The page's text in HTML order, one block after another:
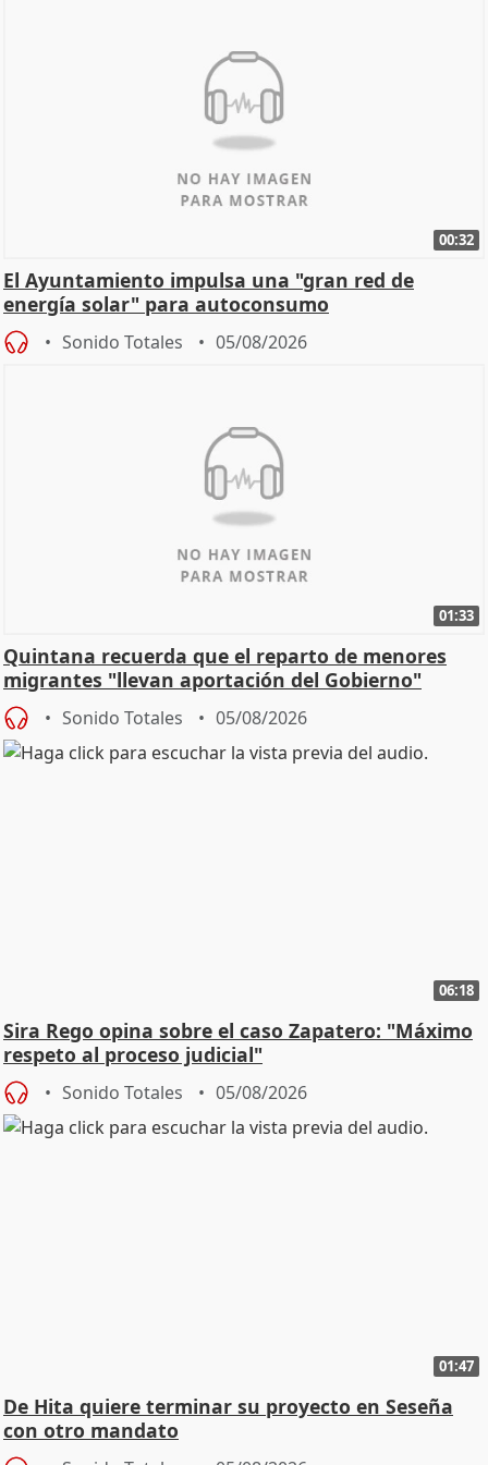
00:32
El Ayuntamiento impulsa una "gran red de
energía solar" para autoconsumo
Sonido Totales 05/08/2026
01:33
Quintana recuerda que el reparto de menores
migrantes "llevan aportación del Gobierno"
central
Sonido Totales 05/08/2026
06:18
Sira Rego opina sobre el caso Zapatero: "Máximo
respeto al proceso judicial"
Sonido Totales 05/08/2026
01:47
De Hita quiere terminar su proyecto en Seseña
con otro mandato